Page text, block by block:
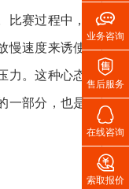
比赛过程中，
慢速度来诱使
力。这种心态
一部分，也是

业务咨询

售后服务

在线咨询

索取报价